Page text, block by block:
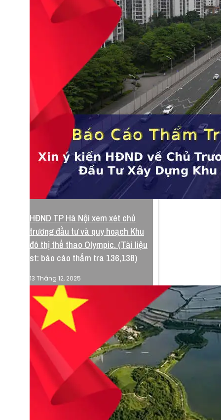
13 Tháng 12, 2025
Thông Báo 505
Kết luận tại cuộc họp về phát
triển TT Thể Thao, Liên Hợp
Thể Thao
Thống nhất chủ trương cho các địa phương
căn cứ quy hoạch và thực tiễn để đề xuất đầu
tư các trung tâm, khu liên hợp thể thao và
"làng Olympic" đẳng cấp quốc tế, đủ điều kiện
tổ chức ASIAD và Olympic.
Xem TB 505
Quyết định 5244
UBND phê chuẩn bổ sung
danh mục, kế hoạch thực
chỉnh quy hoạch chung
Phê duyệt điều chỉnh, bổ sung danh mục, kế
hoạch thực hiện các đồ án quy hoạch tại quyết
định 4202 về cụ thể hoá đồ án điều chỉnh quy
hoạch chung thu đô đến năm 2045 tầm nhìn
2065, tổ chức lập quy hoạch phân khu đô thị
thể thao Olympic - Phân khu đô thị thể thao
phía Nam trung tâm thành phố.
Xem QĐ 4202
Về Chúng Tôi
Bảo Mật
Miễn Trừ
#Blog
HĐND TP Hà Nội xem xét chủ
trương đầu tư và quy hoạch Khu
đô thị thể thao Olympic. (Tài liệu
st: báo cáo thẩm tra 136,138)
13 Tháng 12, 2025